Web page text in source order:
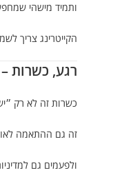
ותמיד מישהי
הקייטרינג צריך
רגע, כשרות
כשרות זה לא רק
זה גם ההתאמה
ולפעמים גם